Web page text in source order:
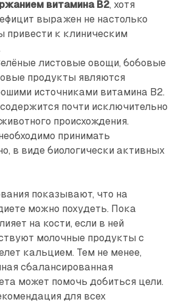
витамина В2, хотя
выражен не настолько
привести к клиническим
листовые овощи, бобовые
продукты являются
источниками витамина В2.
почти исключительно
происхождения.
принимать
в виде биологически активных
показывают, что на
можно похудеть. Пока
на кости, если в ней
молочные продукты с
кальцием. Тем не менее,
сбалансированная
может помочь добиться цели.
для всех